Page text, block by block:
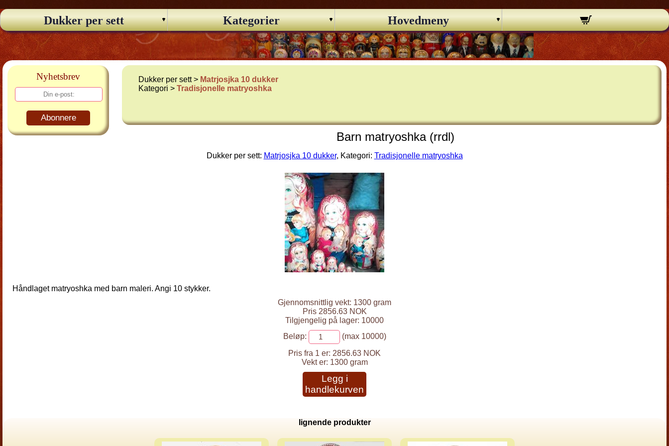
Dukker per sett Kategorier Hovedmeny
Nyhetsbrev
Abonnere
Dukker per sett > Matrjosjka 10 dukker
Kategori >Tradisjonelle matryoshka
Barn matryoshka (rrdl)
Dukker per sett: Matrjosjka 10 dukker, Kategori: Tradisjonelle matryoshka
Håndlaget matryoshka med barn maleri. Angi 10 stykker.
Gjennomsnittlig vekt: 1300 gram
Pris 2856.63 NOK
Tilgjengelig på lager: 10000
Beløp:
(max 10000)
Pris fra 1 er: 2856.63 NOK
Vekt er: 1300 gram
Legg i
handlekurven
lignende produkter